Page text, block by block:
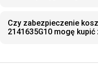
Czy zabezpieczenie
2141635G10 mogę